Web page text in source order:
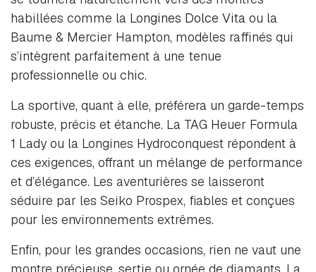
habillées comme la Longines Dolce Vita ou la
Baume & Mercier Hampton, modèles raffinés qui
s’intègrent parfaitement à une tenue
professionnelle ou chic.
La sportive, quant à elle, préférera un garde-temps
robuste, précis et étanche. La TAG Heuer Formula
1 Lady ou la Longines Hydroconquest répondent à
ces exigences, offrant un mélange de performance
et d’élégance. Les aventurières se laisseront
séduire par les Seiko Prospex, fiables et conçues
pour les environnements extrêmes.
Enfin, pour les grandes occasions, rien ne vaut une